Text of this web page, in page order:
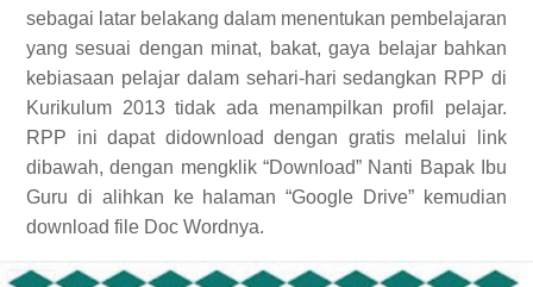
sebagai latar belakang dalam menentukan pembelajaran
yang sesuai dengan minat, bakat, gaya belajar bahkan
kebiasaan pelajar dalam sehari-hari sedangkan RPP di
Kurikulum 2013 tidak ada menampilkan profil pelajar.
RPP ini dapat didownload dengan gratis melalui link
dibawah, dengan mengklik “Download” Nanti Bapak Ibu
Guru di alihkan ke halaman “Google Drive” kemudian
download file Doc Wordnya.